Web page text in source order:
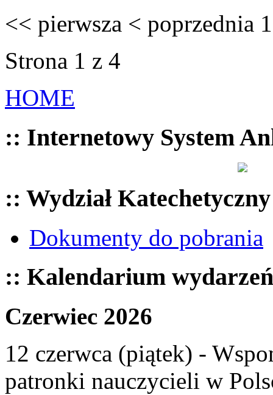
<< pierwsza < poprzednia 1
Strona 1 z 4
HOME
:: Internetowy System
:: Wydział Katechetyczny
Dokumenty do pobrania
:: Kalendarium wydarzeń
Czerwiec 2026
12 czerwca (piątek) -
patronki nauczycieli w